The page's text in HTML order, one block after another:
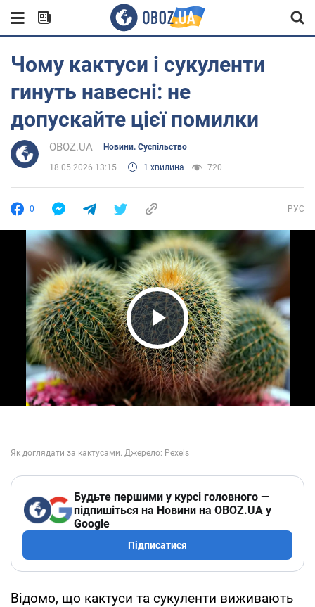
Чому кактуси і сукуленти
гинуть навесні: не
допускайте цієї помилки
OBOZ.UA Новини. Суспільство
18.05.2026 13:15 1 хвилина 720
0 РУС
Play Video
Будьте першими у курсі головного —
підпишіться на Новини на OBOZ.UA у
Google
Підписатися
Відомо, що кактуси та сукуленти виживають